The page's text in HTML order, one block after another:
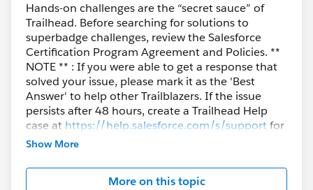
Hands-on challenges are the “secret sauce” of
Trailhead. Before searching for solutions to
superbadge challenges, review the Salesforce
Certification Program Agreement and Policies. **
NOTE ** : If you were able to get a response that
solved your issue, please mark it as the 'Best
Answer' to help other Trailblazers. If the issue
persists after 48 hours, create a Trailhead Help
case at https://help.salesforce.com/s/supportfor
further assistance.
Show More
More on this topic